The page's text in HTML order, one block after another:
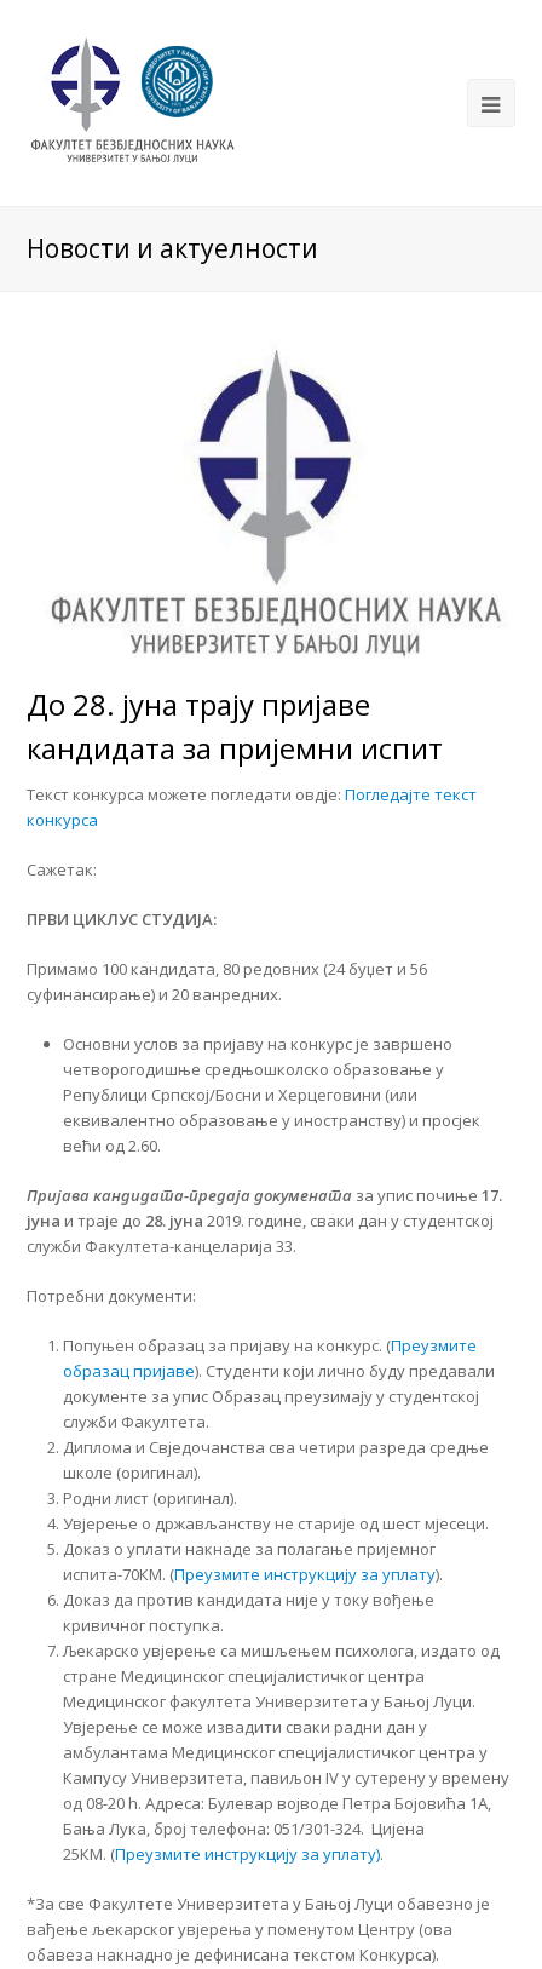
Новости и актуелности
До 28. јуна трају пријаве
кандидата за пријемни испит
Текст конкурса можете погледати овдје:Погледајте текст
конкурса
Сажетак:
ПРВИ ЦИКЛУС СТУДИЈА:
Примамо 100 кандидата, 80 редовних (24 буџет и 56
суфинансирање) и 20 ванредних.
Основни услов за пријаву на конкурс је завршено
четворогодишње средњошколско образовање у
Републици Српској/Босни и Херцеговини (или
еквивалентно образовање у иностранству) и просјек
већи од 2.60.
Пријава кандидата-предаја докумената за упис почиње17.
јуна и траје до 28. јуна 2019. године, сваки дан у студентској
служби Факултета-канцеларија 33.
Потребни документи:
Попуњен образац за пријаву на конкурс. (Преузмите
образац пријаве). Студенти који лично буду предавали
документе за упис Образац преузимају у студентској
служби Факултета.
Диплома и Свједочанства сва четири разреда средње
школе (оригинал).
Родни лист (оригинал).
Увјерење о држављанству не старије од шест мјесеци.
Доказ о уплати накнаде за полагање пријемног
испита-70КМ. (Преузмите инструкцију за уплату).
Доказ да против кандидата није у току вођење
кривичног поступка.
Љекарско увјерење са мишљењем психолога, издато од
стране Медицинског специјалистичког центра
Медицинског факултета Универзитета у Бањој Луци.
Увјерење се може извадити сваки радни дан у
амбулантама Медицинског специјалистичког центра у
Кампусу Универзитета, павиљон IV у сутерену у времену
од 08-20 h. Адреса: Булевар војводе Петра Бојовића 1А,
Бања Лука, број телефона: 051/301-324. Цијена
25КМ. (Преузмите инструкцију за уплату).
*За све Факултете Универзитета у Бањој Луци обавезно је
вађење љекарског увјерења у поменутом Центру (ова
обавеза накнадно је дефинисана текстом Конкурса).